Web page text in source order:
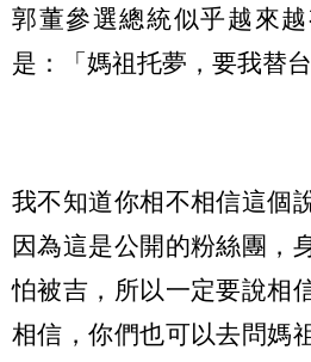
郭董參選總統似乎越來
是：「媽祖托夢，要我替
我不知道你相不相信這個
因為這是公開的粉絲團，
怕被吉，所以一定要說相
相信，你們也可以去問媽